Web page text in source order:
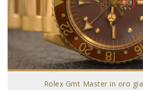
Rolex Gmt Master in oro